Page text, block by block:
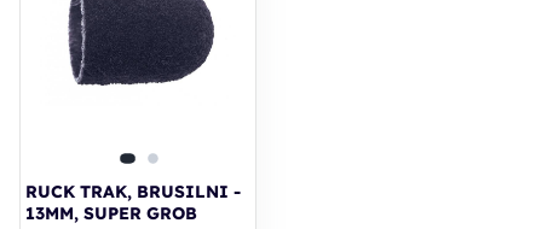
RUCK TRAK, BRUSILNI -
13MM, SUPER GROB